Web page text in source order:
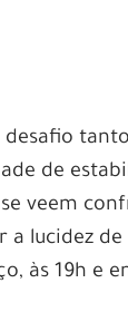
de
veem
a lucidez
às 19h e